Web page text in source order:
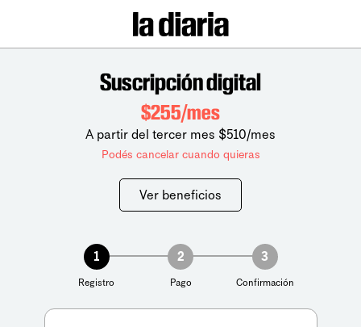
Suscripción digital
$255/mes
A partir del tercer mes $510/mes
Podés cancelar cuando quieras
Ver beneficios
1
Registro
2
Pago
3
Confirmación